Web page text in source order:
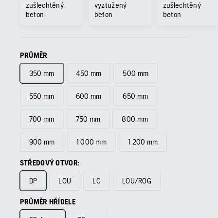
zušlechtěný
beton
vyztužený
beton
zušlechtěný
beton
PRŮMĚR
350 mm
450 mm 500 mm
550 mm 600 mm 650 mm
700 mm 750 mm 800 mm
900 mm 1 000 mm 1 200 mm
STŘEDOVÝ OTVOR:
DP
LOU LC LOU/ROG
PRŮMĚR HŘÍDELE